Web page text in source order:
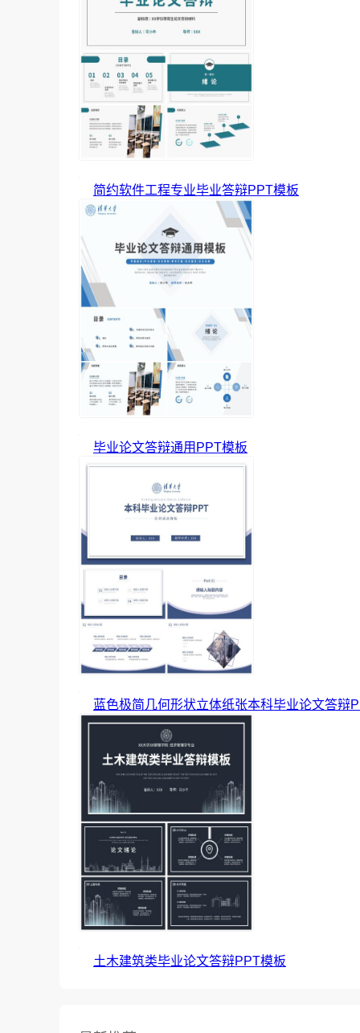
简约软件工程专业毕业答辩PPT模板
毕业论文答辩通用PPT模板
蓝色极简几何形状立体纸张本科毕业论文答辩
土木建筑类毕业论文答辩PPT模板